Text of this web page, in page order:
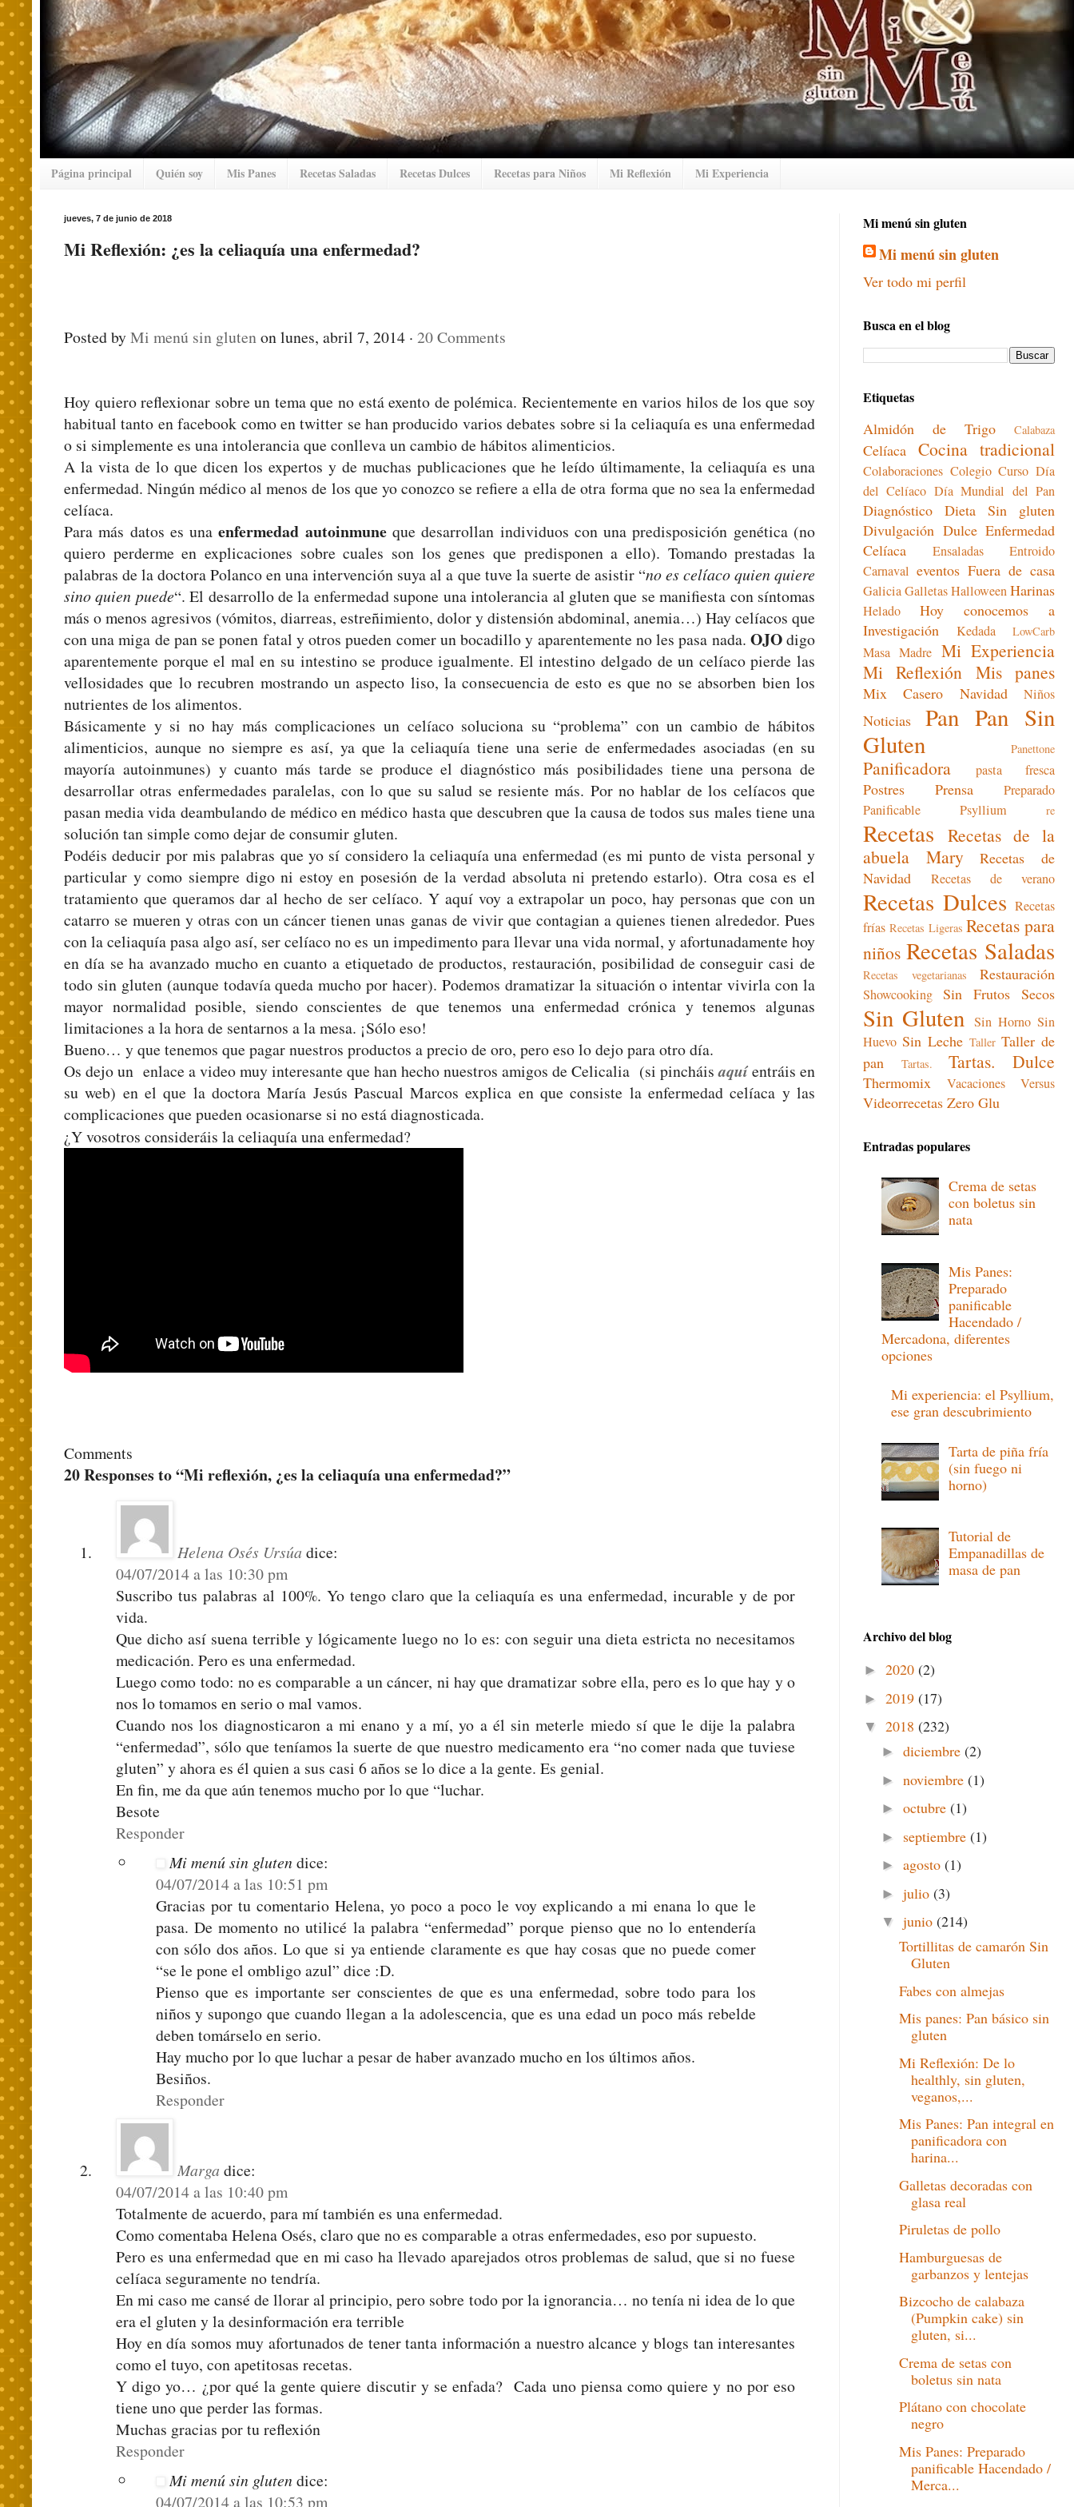
Página principal Quién soy Mis Panes Recetas Saladas Recetas Dulces Recetas para Niños Mi Reflexión Mi Experiencia
jueves, 7 de junio de 2018
Mi Reflexión: ¿es la celiaquía una enfermedad?
Posted byMi menú sin glutenon lunes, abril 7, 2014 · 20 Comments
Hoy quiero reflexionar sobre un tema que no está exento de polémica. Recientemente en varios hilos de los que soy
habitual tanto en facebook como en twitter se han producido varios debates sobre si la celiaquía es una enfermedad
o si simplemente es una intolerancia que conlleva un cambio de hábitos alimenticios.
A la vista de lo que dicen los expertos y de muchas publicaciones que he leído últimamente, la celiaquía es una
enfermedad. Ningún médico al menos de los que yo conozco se refiere a ella de otra forma que no sea la enfermedad
celíaca.
Para más datos es unaenfermedad autoinmuneque desarrollan individuos con una predisposición genética (no
quiero perderme en explicaciones sobre cuales son los genes que predisponen a ello). Tomando prestadas la
palabras de la doctora Polanco en una intervención suya al a que tuve la suerte de asistir “no es celíaco quien quiere
sino quien puede“. El desarrollo de la enfermedad supone una intolerancia al gluten que se manifiesta con síntomas
más o menos agresivos (vómitos, diarreas, estreñimiento, dolor y distensión abdominal, anemia…) Hay celíacos que
con una miga de pan se ponen fatal y otros pueden comer un bocadillo y aparentemente no les pasa nada. OJOdigo
aparentemente porque el mal en su intestino se produce igualmente. El intestino delgado de un celíaco pierde las
vellosidades que lo recubren mostrando un aspecto liso, la consecuencia de esto es que no se absorben bien los
nutrientes de los alimentos.
Básicamente y si no hay más complicaciones un celíaco soluciona su “problema” con un cambio de hábitos
alimenticios, aunque no siempre es así, ya que la celiaquía tiene una serie de enfermedades asociadas (en su
mayoría autoinmunes) y cuanto más tarde se produce el diagnóstico más posibilidades tiene una persona de
desarrollar otras enfermedades paralelas, con lo que su salud se resiente más. Por no hablar de los celíacos que
pasan media vida deambulando de médico en médico hasta que descubren que la causa de todos sus males tiene una
solución tan simple como dejar de consumir gluten.
Podéis deducir por mis palabras que yo sí considero la celiaquía una enfermedad (es mi punto de vista personal y
particular y como siempre digo ni estoy en posesión de la verdad absoluta ni pretendo estarlo). Otra cosa es el
tratamiento que queramos dar al hecho de ser celíaco. Y aquí voy a extrapolar un poco, hay personas que con un
catarro se mueren y otras con un cáncer tienen unas ganas de vivir que contagian a quienes tienen alrededor. Pues
con la celiaquía pasa algo así, ser celíaco no es un impedimento para llevar una vida normal, y afortunadamente hoy
en día se ha avanzado mucho en cuanto a etiquetado de productos, restauración, posibilidad de conseguir casi de
todo sin gluten (aunque todavía queda mucho por hacer). Podemos dramatizar la situación o intentar vivirla con la
mayor normalidad posible, siendo conscientes de que tenemos una enfermedad crónica y tenemos algunas
limitaciones a la hora de sentarnos a la mesa. ¡Sólo eso!
Bueno… y que tenemos que pagar nuestros productos a precio de oro, pero eso lo dejo para otro día.
Os dejo un enlace a video muy interesante que han hecho nuestros amigos de Celicalia (si pincháisaquíentráis en
su web) en el que la doctora María Jesús Pascual Marcos explica en que consiste la enfermedad celíaca y las
complicaciones que pueden ocasionarse si no está diagnosticada.
¿Y vosotros consideráis la celiaquía una enfermedad?
Comments
20 Responses to “Mi reflexión, ¿es la celiaquía una enfermedad?”
Helena Osés Ursúa dice:
04/07/2014 a las 10:30 pm
Suscribo tus palabras al 100%. Yo tengo claro que la celiaquía es una enfermedad, incurable y de por
vida.
Que dicho así suena terrible y lógicamente luego no lo es: con seguir una dieta estricta no necesitamos
medicación. Pero es una enfermedad.
Luego como todo: no es comparable a un cáncer, ni hay que dramatizar sobre ella, pero es lo que hay y o
nos lo tomamos en serio o mal vamos.
Cuando nos los diagnosticaron a mi enano y a mí, yo a él sin meterle miedo sí que le dije la palabra
“enfermedad”, sólo que teníamos la suerte de que nuestro medicamento era “no comer nada que tuviese
gluten” y ahora es él quien a sus casi 6 años se lo dice a la gente. Es genial.
En fin, me da que aún tenemos mucho por lo que “luchar.
Besote
Responder
Mi menú sin gluten dice:
04/07/2014 a las 10:51 pm
Gracias por tu comentario Helena, yo poco a poco le voy explicando a mi enana lo que le
pasa. De momento no utilicé la palabra “enfermedad” porque pienso que no lo entendería
con sólo dos años. Lo que si ya entiende claramente es que hay cosas que no puede comer
“se le pone el ombligo azul” dice :D.
Pienso que es importante ser conscientes de que es una enfermedad, sobre todo para los
niños y supongo que cuando llegan a la adolescencia, que es una edad un poco más rebelde
deben tomárselo en serio.
Hay mucho por lo que luchar a pesar de haber avanzado mucho en los últimos años.
Besiños.
Responder
Marga dice:
04/07/2014 a las 10:40 pm
Totalmente de acuerdo, para mí también es una enfermedad.
Como comentaba Helena Osés, claro que no es comparable a otras enfermedades, eso por supuesto.
Pero es una enfermedad que en mi caso ha llevado aparejados otros problemas de salud, que si no fuese
celíaca seguramente no tendría.
En mi caso me cansé de llorar al principio, pero sobre todo por la ignorancia… no tenía ni idea de lo que
era el gluten y la desinformación era terrible
Hoy en día somos muy afortunados de tener tanta información a nuestro alcance y blogs tan interesantes
como el tuyo, con apetitosas recetas.
Y digo yo… ¿por qué la gente quiere discutir y se enfada? Cada uno piensa como quiere y no por eso
tiene uno que perder las formas.
Muchas gracias por tu reflexión
Responder
Mi menú sin gluten dice:
04/07/2014 a las 10:53 pm
Mi menú sin gluten
Mi menú sin gluten
Ver todo mi perfil
Busca en el blog
Etiquetas
Almidón de Trigo Calabaza
Celíaca Cocina tradicional
Colaboraciones Colegio Curso Día
del Celíaco Día Mundial del Pan
Diagnóstico
Dieta Sin gluten
Divulgación Dulce Enfermedad
Celíaca
Ensaladas
Entroido
Carnaval eventos Fuera de casa
GaliciaGalletasHalloweenHarinas
Helado
Hoy conocemos a
Investigación
Kedada LowCarb
Masa Madre Mi Experiencia
Mi Reflexión
Mis panes
Mix Casero Navidad Niños
Noticias Pan Pan Sin
Gluten
Panettone
Panificadora pasta fresca
Postres Prensa
Preparado
Panificable
Psyllium re
Recetas
Recetas de la
abuela Mary
Recetas de
Navidad
Recetas de verano
Recetas Dulces Recetas
frías Recetas Ligeras Recetas para
niños Recetas Saladas
Recetas vegetarianas Restauración
Showcooking Sin Frutos Secos
Sin Gluten Sin Horno Sin
Huevo Sin Leche Taller Taller de
pan
Tartas. Tartas. Dulce
Thermomix Vacaciones Versus
Videorrecetas Zero Glu
Entradas populares
Crema de setas
con boletus sin
nata
Mis Panes:
Preparado
panificable
Hacendado /
Mercadona, diferentes
opciones
Mi experiencia: el Psyllium,
ese gran descubrimiento
Tarta de piña fría
(sin fuego ni
horno)
Tutorial de
Empanadillas de
masa de pan
Archivo del blog
► 2020 (2)
► 2019 (17)
▼ 2018 (232)
► diciembre (2)
► noviembre (1)
► octubre (1)
► septiembre (1)
► agosto (1)
► julio (3)
▼ junio (214)
Tortillitas de camarón Sin
Gluten
Fabes con almejas
Mis panes: Pan básico sin
gluten
Mi Reflexión: De lo
healthly, sin gluten,
veganos,...
Mis Panes: Pan integral en
panificadora con
harina...
Galletas decoradas con
glasa real
Piruletas de pollo
Hamburguesas de
garbanzos y lentejas
Bizcocho de calabaza
(Pumpkin cake) sin
gluten, si...
Crema de setas con
boletus sin nata
Plátano con chocolate
negro
Mis Panes: Preparado
panificable Hacendado /
Merca...